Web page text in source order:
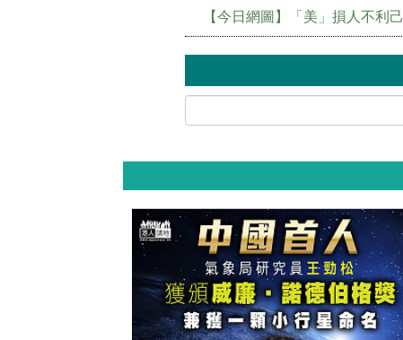
【今日網圖】「美」損人不利己